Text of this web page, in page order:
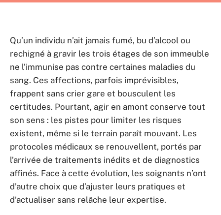
Qu’un individu n’ait jamais fumé, bu d’alcool ou
rechigné à gravir les trois étages de son immeuble
ne l’immunise pas contre certaines maladies du
sang. Ces affections, parfois imprévisibles,
frappent sans crier gare et bousculent les
certitudes. Pourtant, agir en amont conserve tout
son sens : les pistes pour limiter les risques
existent, même si le terrain paraît mouvant. Les
protocoles médicaux se renouvellent, portés par
l’arrivée de traitements inédits et de diagnostics
affinés. Face à cette évolution, les soignants n’ont
d’autre choix que d’ajuster leurs pratiques et
d’actualiser sans relâche leur expertise.